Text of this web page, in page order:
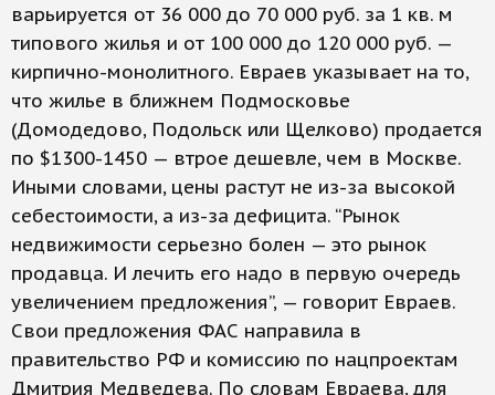
варьируется от 36 000 до 70 000 руб. за 1 кв. м
типового жилья и от 100 000 до 120 000 руб. —
кирпично-монолитного. Евраев указывает на то,
что жилье в ближнем Подмосковье
(Домодедово, Подольск или Щелково) продается
по $1300-1450 — втрое дешевле, чем в Москве.
Иными словами, цены растут не из-за высокой
себестоимости, а из-за дефицита. “Рынок
недвижимости серьезно болен — это рынок
продавца. И лечить его надо в первую очередь
увеличением предложения”, — говорит Евраев.
Свои предложения ФАС направила в
правительство РФ и комиссию по нацпроектам
Дмитрия Медведева. По словам Евраева, для